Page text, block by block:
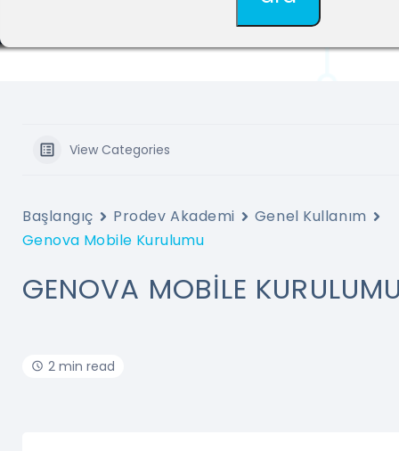
View Categories
Başlangıç Prodev Akademi
Genel Kullanım
Genova Mobile Kurulumu
GENOVA MOBILE
2 min read